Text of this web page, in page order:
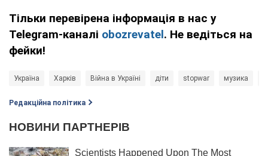
Тільки перевірена інформація в нас у
Telegram-каналі obozrevatel. Не ведіться на
фейки!
Україна Харків Війна в Україні діти stopwar музика
Редакційна політика